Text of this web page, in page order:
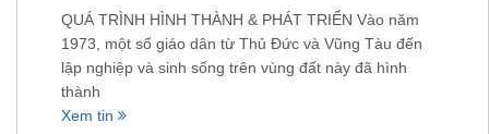
QUÁ TRÌNH HÌNH THÀNH & PHÁT TRIỂN Vào năm
1973, một số giáo dân từ Thủ Đức và Vũng Tàu đến
lập nghiệp và sinh sống trên vùng đất này đã hình
thành
Xem tin